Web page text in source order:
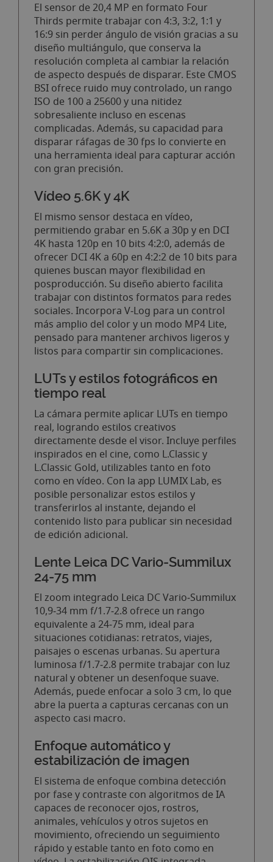
El sensor de 20,4 MP en formato Four
Thirds permite trabajar con 4:3, 3:2, 1:1 y
16:9 sin perder ángulo de visión gracias a su
diseño multiángulo, que conserva la
resolución completa al cambiar la relación
de aspecto después de disparar. Este CMOS
BSI ofrece ruido muy controlado, un rango
ISO de 100 a 25600 y una nitidez
sobresaliente incluso en escenas
complicadas. Además, su capacidad para
disparar ráfagas de 30 fps lo convierte en
una herramienta ideal para capturar acción
con gran precisión.
Vídeo 5.6K y 4K
El mismo sensor destaca en vídeo,
permitiendo grabar en 5.6K a 30p y en DCI
4K hasta 120p en 10 bits 4:2:0, además de
ofrecer DCI 4K a 60p en 4:2:2 de 10 bits para
quienes buscan mayor flexibilidad en
posproducción. Su diseño abierto facilita
trabajar con distintos formatos para redes
sociales. Incorpora V‑Log para un control
más amplio del color y un modo MP4 Lite,
pensado para mantener archivos ligeros y
listos para compartir sin complicaciones.
LUTs y estilos fotográficos en
tiempo real
La cámara permite aplicar LUTs en tiempo
real, logrando estilos creativos
directamente desde el visor. Incluye perfiles
inspirados en el cine, como L.Classic y
L.Classic Gold, utilizables tanto en foto
como en vídeo. Con la app LUMIX Lab, es
posible personalizar estos estilos y
transferirlos al instante, dejando el
contenido listo para publicar sin necesidad
de edición adicional.
Lente Leica DC Vario‑Summilux
24‑75 mm
El zoom integrado Leica DC Vario‑Summilux
10,9‑34 mm f/1.7‑2.8 ofrece un rango
equivalente a 24‑75 mm, ideal para
situaciones cotidianas: retratos, viajes,
paisajes o escenas urbanas. Su apertura
luminosa f/1.7‑2.8 permite trabajar con luz
natural y obtener un desenfoque suave.
Además, puede enfocar a solo 3 cm, lo que
abre la puerta a capturas cercanas con un
aspecto casi macro.
Enfoque automático y
estabilización de imagen
El sistema de enfoque combina detección
por fase y contraste con algoritmos de IA
capaces de reconocer ojos, rostros,
animales, vehículos y otros sujetos en
movimiento, ofreciendo un seguimiento
rápido y estable tanto en foto como en